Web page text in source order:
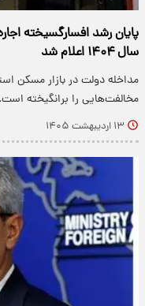
پایان رشد افسارگسیخته
سال ۱۴۰۴ اعلام شد
مداخله دولت در بازار مسکن
مخالفت‌هایی را برانگیخته‌ است.
۱۳ اردیبهشت ۱۴۰۵